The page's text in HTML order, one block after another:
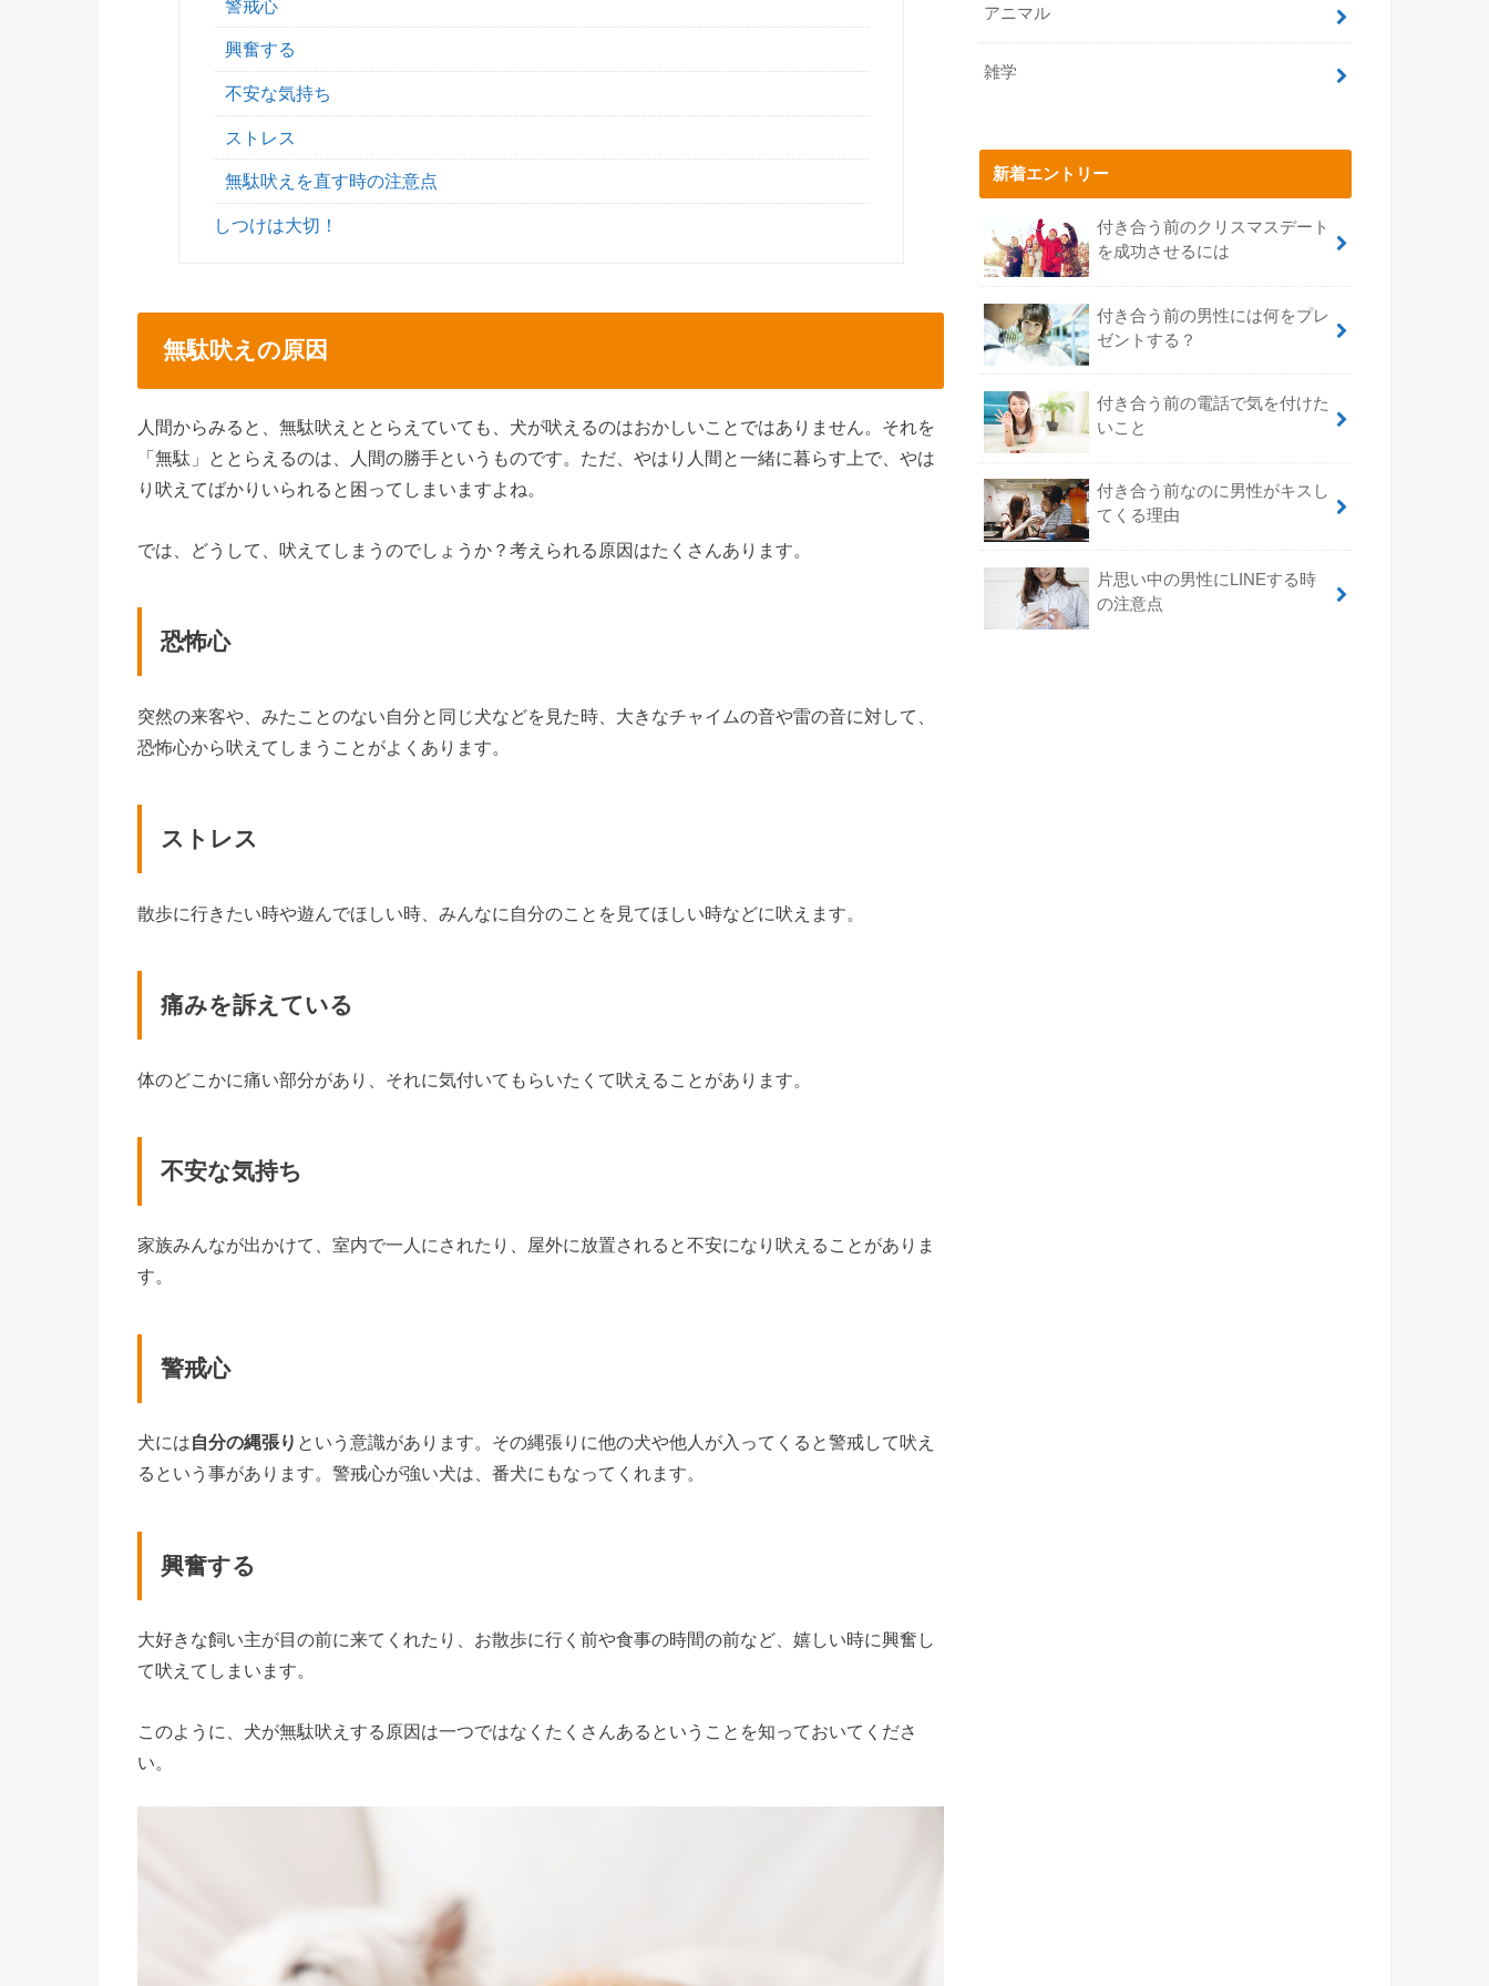
警戒心
興奮する
不安な気持ち
ストレス
無駄吠えを直す時の注意点
しつけは大切！
無駄吠えの原因
人間からみると、無駄吠えととらえていても、犬が吠えるのはおかしいことではありません。それを
「無駄」ととらえるのは、人間の勝手というものです。ただ、やはり人間と一緒に暮らす上で、やは
り吠えてばかりいられると困ってしまいますよね。
では、どうして、吠えてしまうのでしょうか？考えられる原因はたくさんあります。
恐怖心
突然の来客や、みたことのない自分と同じ犬などを見た時、大きなチャイムの音や雷の音に対して、
恐怖心から吠えてしまうことがよくあります。
ストレス
散歩に行きたい時や遊んでほしい時、みんなに自分のことを見てほしい時などに吠えます。
痛みを訴えている
体のどこかに痛い部分があり、それに気付いてもらいたくて吠えることがあります。
不安な気持ち
家族みんなが出かけて、室内で一人にされたり、屋外に放置されると不安になり吠えることがありま
す。
警戒心
犬には自分の縄張り という意識があります。その縄張りに他の犬や他人が入ってくると警戒して吠え
るという事があります。警戒心が強い犬は、番犬にもなってくれます。
興奮する
大好きな飼い主が目の前に来てくれたり、お散歩に行く前や食事の時間の前など、嬉しい時に興奮し
て吠えてしまいます。
このように、犬が無駄吠えする原因は一つではなくたくさんあるということを知っておいてくださ
い。
アニマル
雑学
新着エントリー
付き合う前のクリスマスデート
を成功させるには
付き合う前の男性には何をプレ
ゼントする？
付き合う前の電話で気を付けた
いこと
付き合う前なのに男性がキスし
てくる理由
片思い中の男性にLINEする時
の注意点